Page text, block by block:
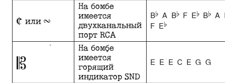
C илиT
На бомбе
имеется
двухканальный
порт RCA
Bb A Bb F Eb Bb A
F Eb
B
На бомбе
имеется
горящий
индикатор SND
E E E C E G G